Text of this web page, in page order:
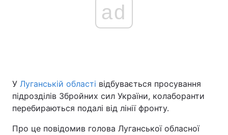
ad
У Луганській області відбувається просування
підрозділів Збройних сил України, колаборанти
перебираються подалі від лінії фронту.
Про це повідомив голова Луганської обласної